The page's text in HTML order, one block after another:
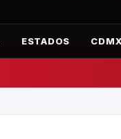
ESTADOS CDMX